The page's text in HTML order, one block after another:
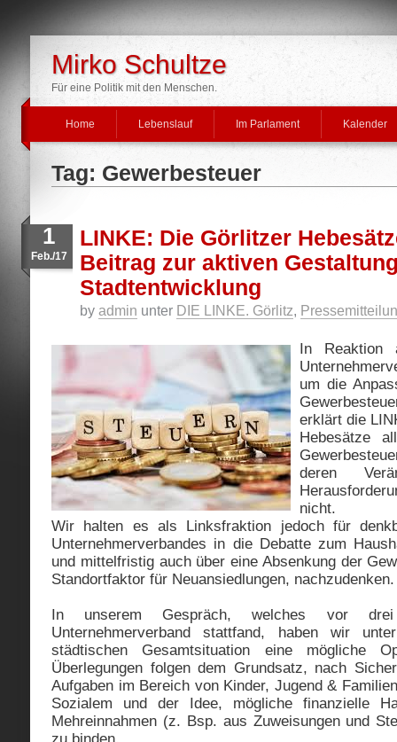
Mirko Schultze
Für eine Politik mit den Menschen.
Home Lebenslauf Im Parlament Kalender
Tag: Gewerbesteuer
1
Feb./17
LINKE: Die Görlitzer
Beitrag zur aktiven
Stadtentwicklung
by admin unter DIE LINKE. Görlitz,
In Reaktion
um die
erklärt die
Hebesätze
deren
nicht.
Wir halten es als Linksfraktion jedoch für
Unternehmerverbandes in die Debatte zum
und mittelfristig auch über eine Absenkung der
Standortfaktor für Neuansiedlungen, nachzudenken.
In unserem Gespräch, welches vor
Unternehmerverband stattfand, haben wir
städtischen Gesamtsituation eine mögliche
Überlegungen folgen dem Grundsatz, nach
Aufgaben im Bereich von Kinder, Jugend &
Sozialem und der Idee, mögliche finanzielle
Mehreinnahmen (z. Bsp. aus Zuweisungen und